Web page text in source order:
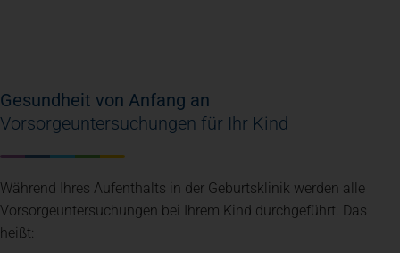
Gesundheit von Anfang an
Vorsorgeuntersuchungen für Ihr Kind
Während Ihres Aufenthalts in der Geburtsklinik werden alle
Vorsorgeuntersuchungen bei Ihrem Kind durchgeführt. Das
heißt: